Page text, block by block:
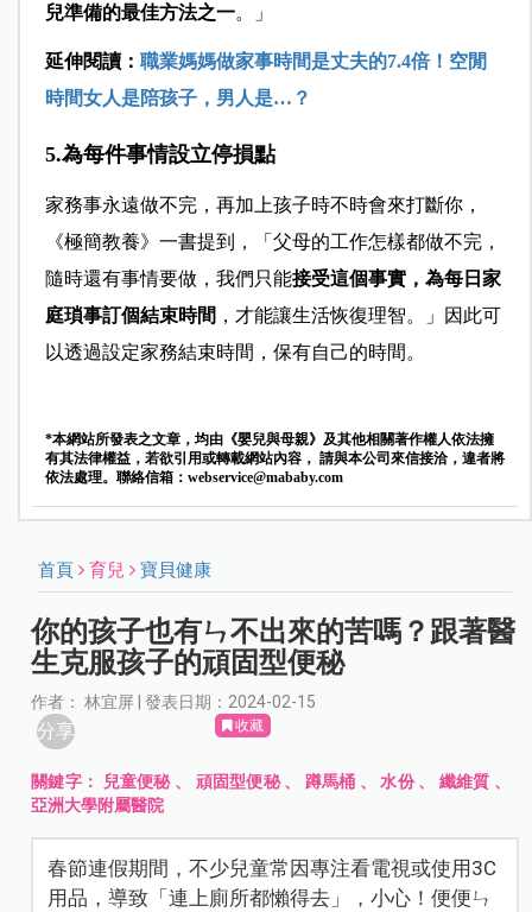
兒準備的最佳方法之一。」
延伸閱讀： 職業媽媽做家事時間是丈夫的7.4倍！空閒
時間女人是陪孩子，男人是…？
5.為每件事情設立停損點
家務事永遠做不完，再加上孩子時不時會來打斷你，
《極簡教養》一書提到，「父母的工作怎樣都做不完，
隨時還有事情要做，我們只能接受這個事實，為每日家
庭瑣事訂個結束時間 ，才能讓生活恢復理智。」因此可
以透過設定家務結束時間，保有自己的時間。
*本網站所發表之文章，均由《嬰兒與母親》及其他相關著作權人依法擁
有其法律權益，若欲引用或轉載網站內容， 請與本公司來信接洽，違者將
依法處理。聯絡信箱： webservice@mababy.com
首頁 育兒 寶貝健康
你的孩子也有ㄣ不出來的苦嗎？跟著醫
生克服孩子的頑固型便秘
作者： 林宜屏 | 發表日期：2024-02-15
分享 收藏
關鍵字： 兒童便秘、 頑固型便秘、 蹲馬桶 、水份、 纖維質 、
亞洲大學附屬醫院
春節連假期間，不少兒童常因專注看電視或使用3C
用品，導致「連上廁所都懶得去」，小心！便便ㄣ